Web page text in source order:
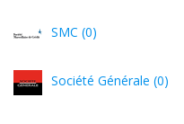
SMC (0)
Société Générale (0)